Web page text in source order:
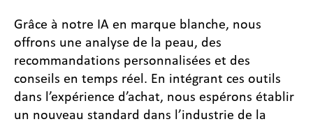
Grâce à notre IA en marque blanche, nous
offrons une analyse de la peau, des
recommandations personnalisées et des
conseils en temps réel. En intégrant ces outils
dans l’expérience d’achat, nous espérons établir
un nouveau standard dans l’industrie de la